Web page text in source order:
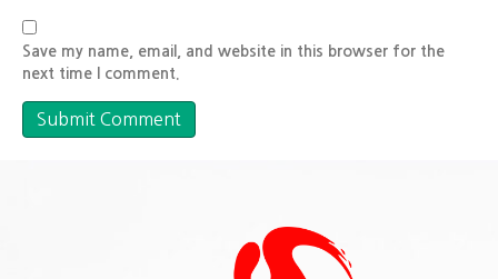
Save my name, email, and website in this browser for the
next time I comment.